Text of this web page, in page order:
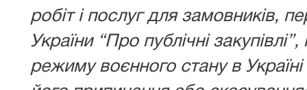
робіт і послуг для замовників,
України “Про публічні
режиму воєнного стану в